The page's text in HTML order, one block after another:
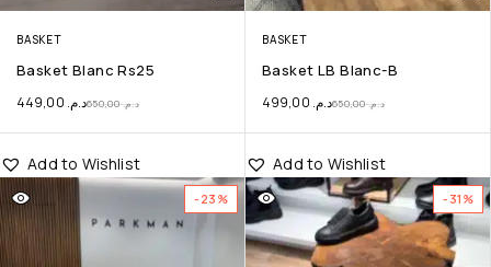
BASKET
Basket Blanc Rs25
د.م.650,00 د.م.
BASKET
Basket LB Blanc-B
د.م.650,00 د.م.
-23%
Add to Wishlist
-31%
Add to Wishlist